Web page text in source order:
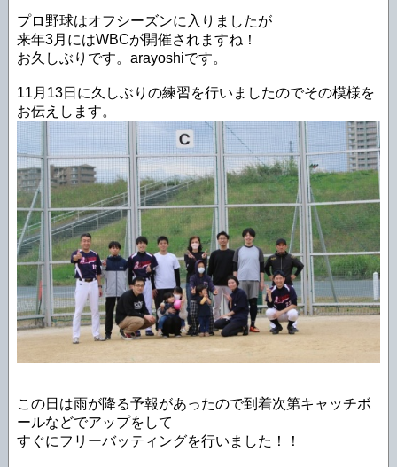
プロ野球はオフシーズンに入りましたが
来年3月にはWBCが開催されますね！
お久しぶりです。arayoshiです。
11月13日に久しぶりの練習を行いましたのでその模様を
お伝えします。
この日は雨が降る予報があったので到着次第キャッチボ
ールなどでアップをして
すぐにフリーバッティングを行いました！！